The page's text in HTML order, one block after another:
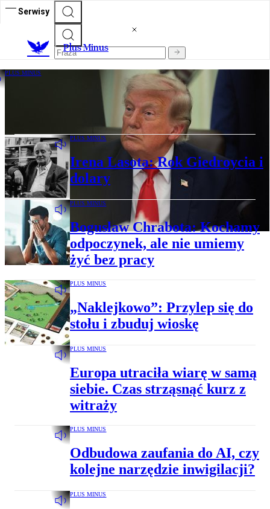
Serwisy
Plus Minus
PLUS MINUS
Paweł Konzal: Chiński „Raport
mniejszości” dla Europy
PLUS MINUS
Irena Lasota: Rok Giedroycia i
dolary
PLUS MINUS
Bogusław Chrabota: Kochamy
odpoczynek, ale nie umiemy
żyć bez pracy
PLUS MINUS
„Naklejkowo”: Przylep się do
stołu i zbuduj wioskę
PLUS MINUS
Europa utraciła wiarę w samą
siebie. Czas strząsnąć kurz z
witraży
PLUS MINUS
Odbudowa zaufania do AI, czy
kolejne narzędzie inwigilacji?
PLUS MINUS